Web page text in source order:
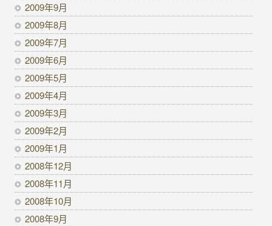
2009年9月
2009年8月
2009年7月
2009年6月
2009年5月
2009年4月
2009年3月
2009年2月
2009年1月
2008年12月
2008年11月
2008年10月
2008年9月